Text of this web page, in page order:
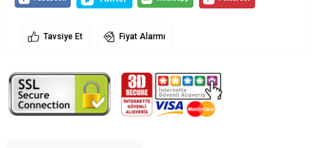
Tavsiye Et Fiyat Alarmı